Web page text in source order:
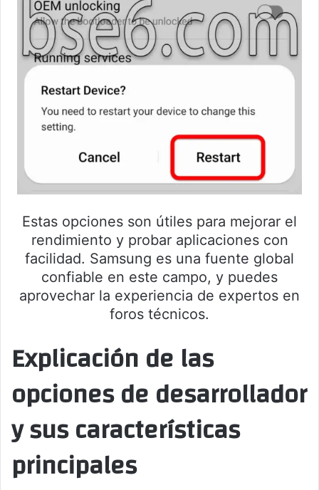
Estas opciones son útiles para mejorar el
rendimiento y probar aplicaciones con
facilidad. Samsung es una fuente global
confiable en este campo, y puedes
aprovechar la experiencia de expertos en
foros técnicos.
Explicación de las
opciones de desarrollador
y sus características
principales